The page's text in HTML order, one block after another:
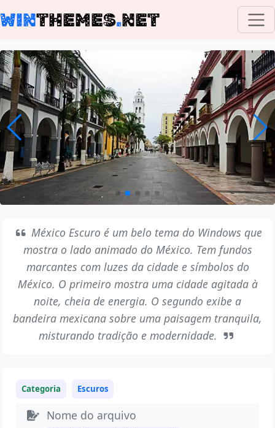
WINTHEMES.NET
México Escuro é um belo tema do Windows que
mostra o lado animado do México. Tem fundos
marcantes com luzes da cidade e símbolos do
México. O primeiro mostra uma cidade agitada à
noite, cheia de energia. O segundo exibe a
bandeira mexicana sobre uma paisagem tranquila,
misturando tradição e modernidade.
Categoria Escuros
Nome do arquivo